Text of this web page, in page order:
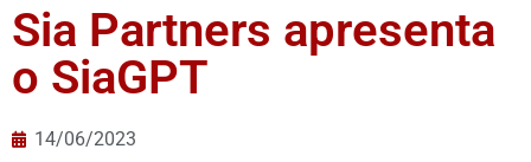
Sia Partners apresenta
o SiaGPT
14/06/2023